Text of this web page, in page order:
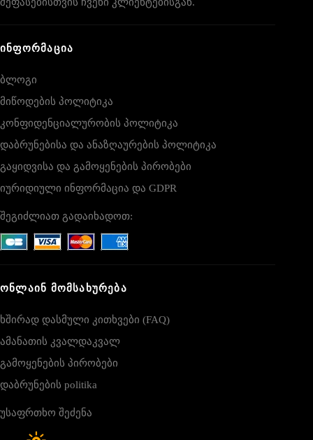
ᲘᲜᲤᲝᲠᲛᲐᲪᲘᲐ
ბლოგი
მიწოდების პოლიტიკა
კონფიდენციალურობის პოლიტიკა
დაბრუნებისა და ანაზღაურების პოლიტიკა
გაყიდვისა და გამოყენების პირობები
იურიდიული ინფორმაცია და GDPR
შეგიძლიათ გადაიხადოთ:
ᲝᲜᲚᲐᲘᲜ ᲛᲝᲛᲡᲐᲮᲣᲠᲔᲑᲐ
ხშირად დასმული კითხვები (FAQ)
ამანათის კვალდაკვალ
გამოყენების პირობები
დაბრუნების politika
უსაფრთხო შეძენა